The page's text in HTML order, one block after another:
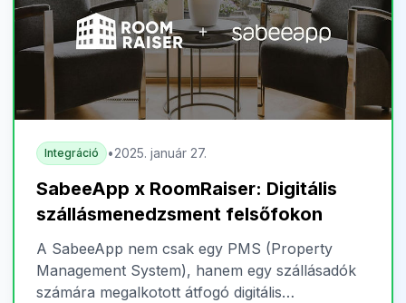
Integráció •2025. január 27.
SabeeApp x RoomRaiser: Digitális
szállásmenedzsment felsőfokon
A SabeeApp nem csak egy PMS (Property
Management System), hanem egy szállásadók
számára megalkotott átfogó digitális